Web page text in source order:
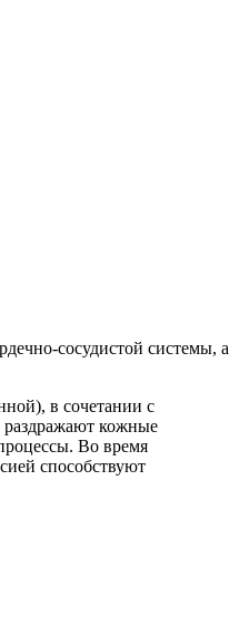
сосудистой системы, а
в сочетании с
раздражают кожные
Во время
способствуют